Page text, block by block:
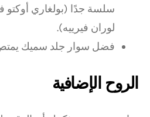
سلسة جدًا (بولغاري أوكتو
لوران فيرييه).
فضل سوار جلد سميك يمتص
الروح الإضافية